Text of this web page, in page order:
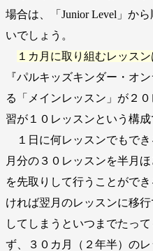
場合は、「Junior Level」か
いでしょう。
１カ月に取り組むレッス
『パルキッズキンダー・オ
る「メインレッスン」が２
習が１０レッスンという構成
１日に何レッスンでもでき
月分の３０レッスンを半月
を先取りして行うことがで
ければ翌月のレッスンに移
してしまうといつまでたっ
ず、３０カ月（２年半）の